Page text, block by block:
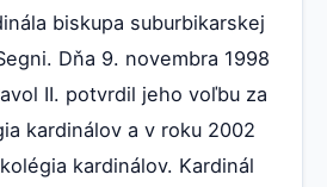
biskupa suburbikarskej
Dňa 9. novembra 1998
II. potvrdil jeho voľbu za
kardinálov a v roku 2002
kardinálov. Kardinál